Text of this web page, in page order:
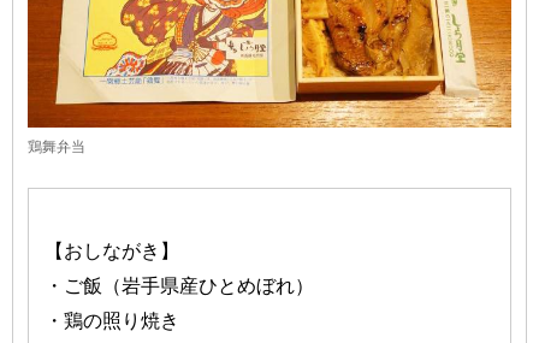
鶏舞弁当
【おしながき】
・ご飯（岩手県産ひとめぼれ）
・鶏の照り焼き